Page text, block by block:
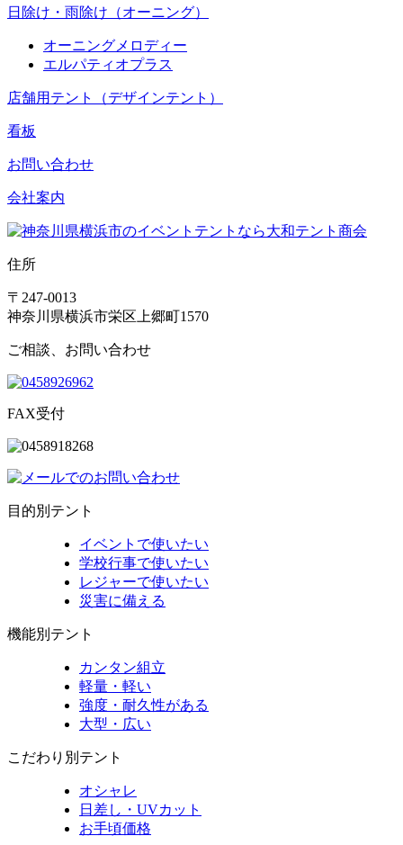
日除け・雨除け（オーニング）
オーニングメロディー
エルパティオプラス
店舗用テント（デザインテント）
看板
お問い合わせ
会社案内
住所
〒247-0013
神奈川県横浜市栄区上郷町1570
ご相談、お問い合わせ
FAX受付
目的別テント
イベントで使いたい
学校行事で使いたい
レジャーで使いたい
災害に備える
機能別テント
カンタン組立
軽量・軽い
強度・耐久性がある
大型・広い
こだわり別テント
オシャレ
日差し・UVカット
お手頃価格